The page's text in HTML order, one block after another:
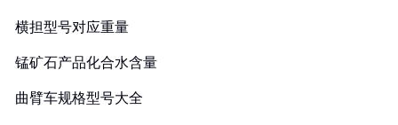
横担型号对应重量
锰矿石产品化合水含量
曲臂车规格型号大全